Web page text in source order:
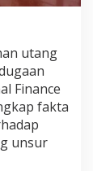
utang
Finance
fakta
unsur